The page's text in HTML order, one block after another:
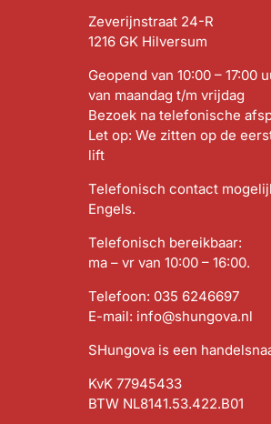
Zeverijnstraat 24-R
1216 GK Hilversum
Geopend van 10:00 – 17:00
van maandag t/m vrijdag
Bezoek na telefonische
Let op: We zitten op de
lift
Telefonisch contact
Engels.
Telefonisch bereikbaar:
ma – vr van 10:00 – 16:00.
Telefoon: 035 6246697
E-mail: info@shungova.nl
SHungova is een
KvK 77945433
BTW NL8141.53.422.B01